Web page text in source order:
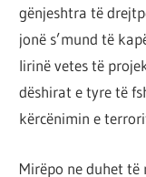
gënjeshtra të
jonë s’mund të
lirinë vetes të
dëshirat e tyre të
kërcënimin e
Mirëpo ne duhet